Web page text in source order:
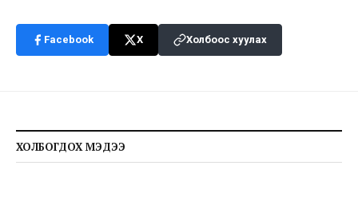
Facebook X Холбоос хуулах
ХОЛБОГДОХ МЭДЭЭ